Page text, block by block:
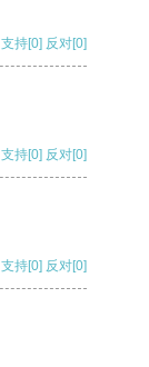
支持[0] 反对[0]
支持[0] 反对[0]
支持[0] 反对[0]